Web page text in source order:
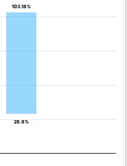
103.18%
103.18%
28.8%
28.8%